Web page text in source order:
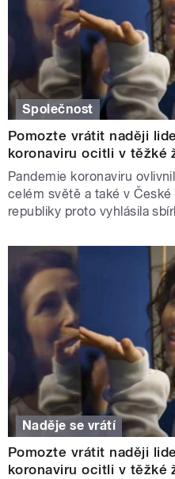
Společnost
Pomozte vrátit naději
koronaviru ocitli v těžké
Pandemie koronaviru
celém světě a také v
republiky proto vyhlásila
Naděje se vrátí
Pomozte vrátit naději
koronaviru ocitli v těžké